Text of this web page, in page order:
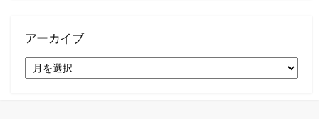
アーカイブ
ー